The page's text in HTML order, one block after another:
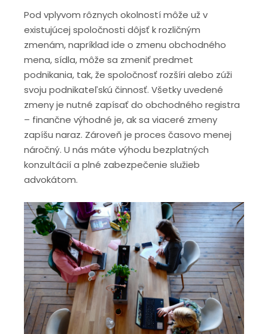
Pod vplyvom rôznych okolností môže už v
existujúcej spoločnosti dôjsť k rozličným
zmenám, napríklad ide o zmenu obchodného
mena, sídla, môže sa zmeniť predmet
podnikania, tak, že spoločnosť rozšíri alebo zúži
svoju podnikateľskú činnosť. Všetky uvedené
zmeny je nutné zapísať do obchodného registra
– finančne výhodné je, ak sa viaceré zmeny
zapíšu naraz. Zároveň je proces časovo menej
náročný. U nás máte výhodu bezplatných
konzultácií a plné zabezpečenie služieb
advokátom.